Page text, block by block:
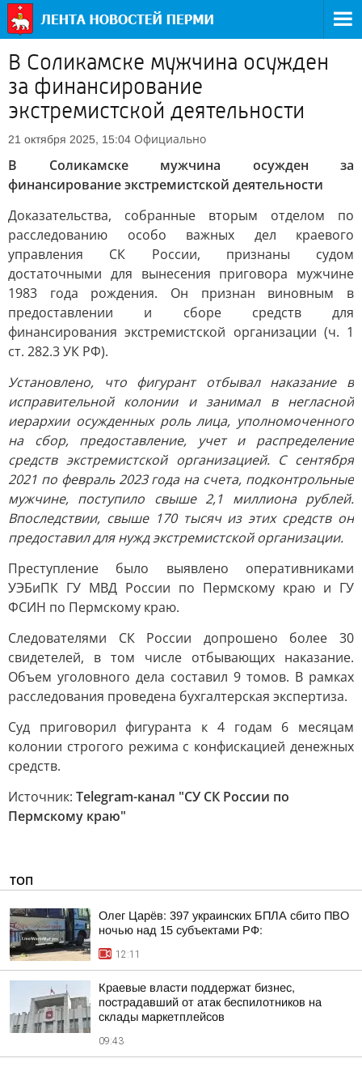
В Соликамске мужчина осужден
за финансирование
экстремистской деятельности
21 октября 2025, 15:04 Официально
В Соликамске мужчина осужден за
финансирование экстремистской деятельности
Доказательства, собранные вторым отделом по
расследованию особо важных дел краевого
управления СК России, признаны судом
достаточными для вынесения приговора мужчине
1983 года рождения. Он признан виновным в
предоставлении и сборе средств для
финансирования экстремистской организации (ч. 1
ст. 282.3 УК РФ).
Установлено, что фигурант отбывал наказание в
исправительной колонии и занимал в негласной
иерархии осужденных роль лица, уполномоченного
на сбор, предоставление, учет и распределение
средств экстремистской организацией. С сентября
2021 по февраль 2023 года на счета, подконтрольные
мужчине, поступило свыше 2,1 миллиона рублей.
Впоследствии, свыше 170 тысяч из этих средств он
предоставил для нужд экстремистской организации.
Преступление было выявлено оперативниками
УЭБиПК ГУ МВД России по Пермскому краю и ГУ
ФСИН по Пермскому краю.
Следователями СК России допрошено более 30
свидетелей, в том числе отбывающих наказание.
Объем уголовного дела составил 9 томов. В рамках
расследования проведена бухгалтерская экспертиза.
Суд приговорил фигуранта к 4 годам 6 месяцам
колонии строгого режима с конфискацией денежных
средств.
Источник: Telegram-канал "СУ СК России по
Пермскому краю"
ТОП
Олег Царёв: 397 украинских БПЛА сбито ПВО
ночью над 15 субъектами РФ:
12:11
Краевые власти поддержат бизнес,
пострадавший от атак беспилотников на
склады маркетплейсов
09:43